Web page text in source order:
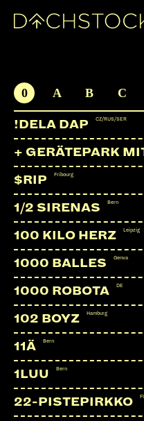
0
A B C
!DELA DAP CZ/RUS/SER
+ GERÄTEPARK
$RIP Fribourg
1/2 SIRENAS Bern
100 KILO HERZ Leipzig
1000 BALLES Genva
1000 ROBOTA DE
102 BOYZ Hamburg
11Ä Bern
1LUU Bern
22-PISTEPIRKKO